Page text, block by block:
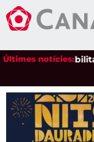
Últimes notícies:
sensibilitat de